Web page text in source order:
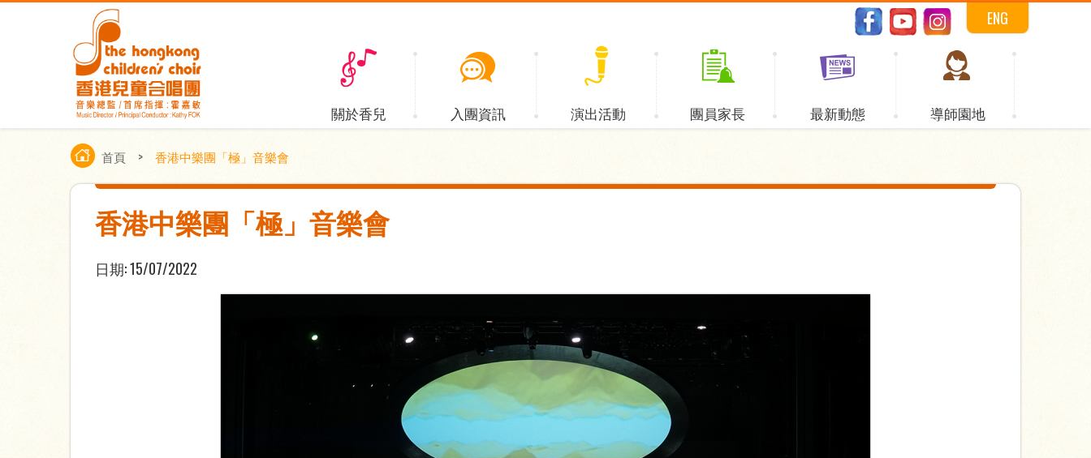
ENG
關於香兒 入團資訊 演出活動 團員家長 最新動態 導師園地
首頁 > 香港中樂團「極」音樂會
香港中樂團「極」音樂會
日期:15/07/2022